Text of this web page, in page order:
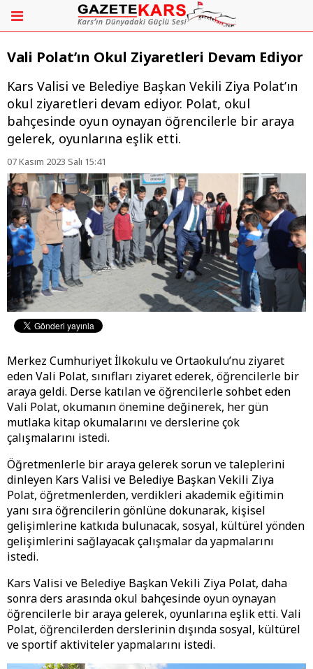
Vali Polat’ın Okul Ziyaretleri Devam Ediyor
Kars Valisi ve Belediye Başkan Vekili Ziya Polat’ın
okul ziyaretleri devam ediyor. Polat, okul
bahçesinde oyun oynayan öğrencilerle bir araya
gelerek, oyunlarına eşlik etti.
07 Kasım 2023 Salı 15:41
Merkez Cumhuriyet İlkokulu ve Ortaokulu’nu ziyaret
eden Vali Polat, sınıfları ziyaret ederek, öğrencilerle bir
araya geldi. Derse katılan ve öğrencilerle sohbet eden
Vali Polat, okumanın önemine değinerek, her gün
mutlaka kitap okumalarını ve derslerine çok
çalışmalarını istedi.
Öğretmenlerle bir araya gelerek sorun ve taleplerini
dinleyen Kars Valisi ve Belediye Başkan Vekili Ziya
Polat, öğretmenlerden, verdikleri akademik eğitimin
yanı sıra öğrencilerin gönlüne dokunarak, kişisel
gelişimlerine katkıda bulunacak, sosyal, kültürel yönden
gelişimlerini sağlayacak çalışmalar da yapmalarını
istedi.
Kars Valisi ve Belediye Başkan Vekili Ziya Polat, daha
sonra ders arasında okul bahçesinde oyun oynayan
öğrencilerle bir araya gelerek, oyunlarına eşlik etti. Vali
Polat, öğrencilerden derslerinin dışında sosyal, kültürel
ve sportif aktiviteler yapmalarını istedi.